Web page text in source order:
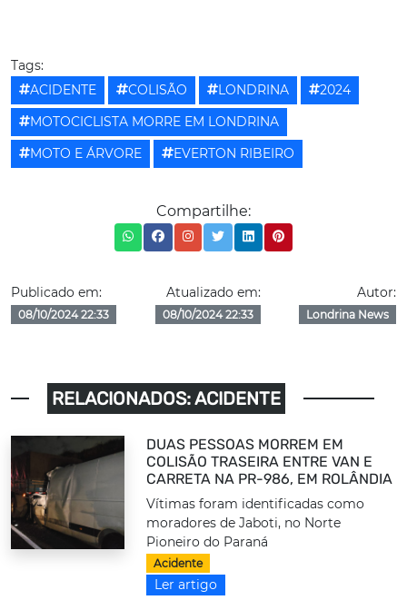
Tags:
ACIDENTE
COLISÃO LONDRINA
2024
MOTOCICLISTA MORRE EM LONDRINA
MOTO E ÁRVORE
EVERTON RIBEIRO
Compartilhe:
Publicado em:
08/10/2024 22:33
Atualizado em:
08/10/2024 22:33
Autor:
Londrina News
RELACIONADOS: ACIDENTE
DUAS PESSOAS MORREM EM
COLISÃO TRASEIRA ENTRE VAN E
CARRETA NA PR-986, EM ROLÂNDIA
Vítimas foram identificadas como
moradores de Jaboti, no Norte
Pioneiro do Paraná
Acidente
Ler artigo